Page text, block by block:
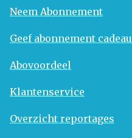
Neem Abonnement
Geef abonnement cadeau
Abovoordeel
Klantenservice
Overzicht reportages